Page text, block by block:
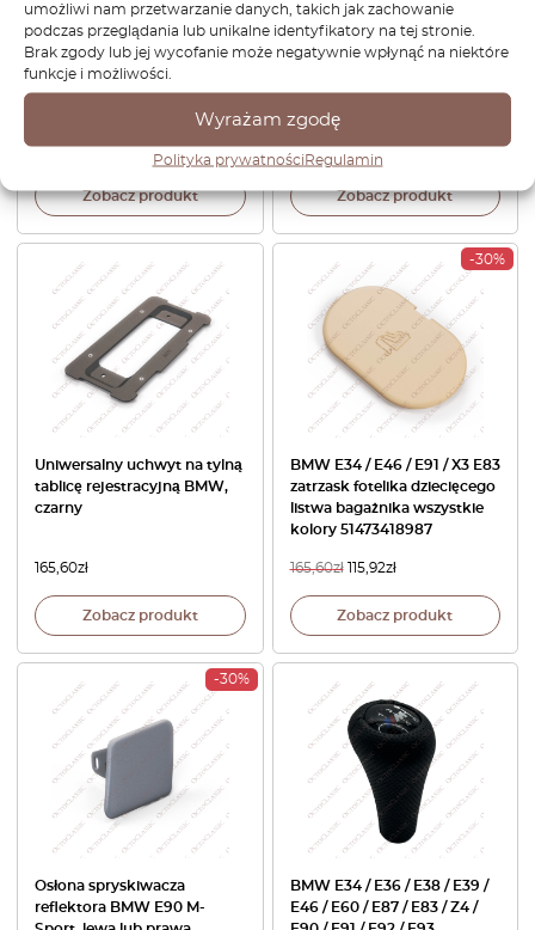
umożliwi nam przetwarzanie danych, takich jak zachowanie
podczas przeglądania lub unikalne identyfikatory na tej stronie.
Brak zgody lub jej wycofanie może negatywnie wpłynąć na niektóre
funkcje i możliwości.
Wyrażam zgodę
Polityka prywatności Regulamin
Zestaw 4 podkładek
podnośnika BMW E46 / E90
51717123311 / 51717001650
115,92zł
Zobacz produkt
Zestaw 4 podkładek
138,00zł
Zobacz produkt
Uniwersalny uchwyt na tylną
tablicę rejestracyjną BMW,
czarny
165,60zł
Zobacz produkt
-30%
BMW E34 / E46 / E91 / X3 E83
zatrzask fotelika dziecięcego
listwa bagażnika wszystkie
kolory 51473418987
165,60zł 115,92zł
Zobacz produkt
-30%
Osłona spryskiwacza
reflektora BMW E90 M-
BMW E34 / E36 / E38 / E39 /
E46 / E60 / E87 / E83 / Z4 /